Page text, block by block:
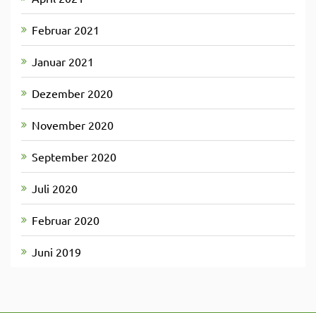
Februar 2021
Januar 2021
Dezember 2020
November 2020
September 2020
Juli 2020
Februar 2020
Juni 2019